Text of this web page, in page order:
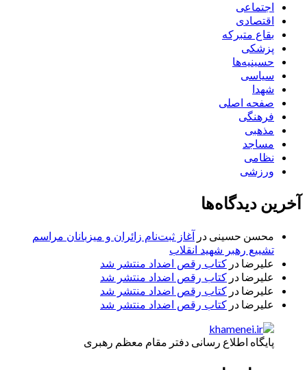
اجتماعی
اقتصادی
بقاع متبرکه
پزشکی
حسینیه‌ها
سیاسی
شهدا
صفحه اصلی
فرهنگی
مذهبی
مساجد
نظامی
ورزشی
آخرین دیدگاه‌ها
محسن حسینی در آغاز ثبت‌نام زائران و میزبانان مراسم
تشییع رهبر شهید انقلاب
علیرضا در کتاب رقص اضداد منتشر شد
علیرضا در کتاب رقص اضداد منتشر شد
علیرضا در کتاب رقص اضداد منتشر شد
علیرضا در کتاب رقص اضداد منتشر شد
پایگاه اطلاع رسانی دفتر مقام معظم رهبری